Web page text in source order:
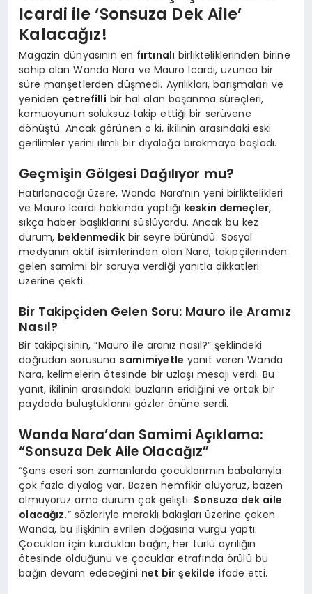
Icardi ile ‘Sonsuza Dek Aile’
Kalacağız!
Magazin dünyasının en fırtınalı birlikteliklerinden birine
sahip olan Wanda Nara ve Mauro Icardi, uzunca bir
süre manşetlerden düşmedi. Ayrılıkları, barışmaları ve
yeniden çetrefilli bir hal alan boşanma süreçleri,
kamuoyunun soluksuz takip ettiği bir serüvene
dönüştü. Ancak görünen o ki, ikilinin arasındaki eski
gerilimler yerini ılımlı bir diyaloğa bırakmaya başladı.
Geçmişin Gölgesi Dağılıyor mu?
Hatırlanacağı üzere, Wanda Nara’nın yeni birliktelikleri
ve Mauro Icardi hakkında yaptığı keskin demeçler,
sıkça haber başlıklarını süslüyordu. Ancak bu kez
durum, beklenmedikbir seyre büründü. Sosyal
medyanın aktif isimlerinden olan Nara, takipçilerinden
gelen samimi bir soruya verdiği yanıtla dikkatleri
üzerine çekti.
Bir Takipçiden Gelen Soru: Mauro ile Aramız
Nasıl?
Bir takipçisinin, “Mauro ile aranız nasıl?” şeklindeki
doğrudan sorusuna samimiyetle yanıt veren Wanda
Nara, kelimelerin ötesinde bir uzlaşı mesajı verdi. Bu
yanıt, ikilinin arasındaki buzların eridiğini ve ortak bir
paydada buluştuklarını gözler önüne serdi.
Wanda Nara’dan Samimi Açıklama:
“Sonsuza Dek Aile Olacağız”
“Şans eseri son zamanlarda çocuklarımın babalarıyla
çok fazla diyalog var. Bazen hemfikir oluyoruz, bazen
olmuyoruz ama durum çok gelişti. Sonsuza dek aile
olacağız.” sözleriyle meraklı bakışları üzerine çeken
Wanda, bu ilişkinin evrilen doğasına vurgu yaptı.
Çocukları için kurdukları bağın, her türlü ayrılığın
ötesinde olduğunu ve çocuklar etrafında örülü bu
bağın devam edeceğini net bir şekilde ifade etti.